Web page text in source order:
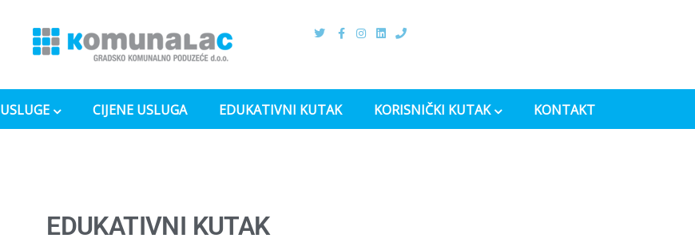
USLUGE CIJENE USLUGA EDUKATIVNI KUTAK KORISNIČKI KUTAK KONTAKT
EDUKATIVNI KUTAK